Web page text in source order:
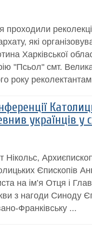
проходили
які
Харківської
"Псьол" смт.
року
українців у
Нікольс,
Єпископів
на ім’я Отця і
з нагоди Синоду
Франківську ...